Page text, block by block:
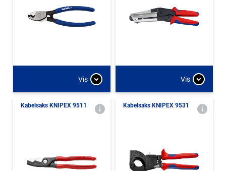
Vis Vis
Kabelsaks KNIPEX 9511 Kabelsaks KNIPEX 9531